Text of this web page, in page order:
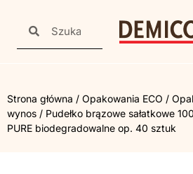
Strona główna / Opakowania ECO /
wynos / Pudełko brązowe sałatkowe
PURE biodegradowalne op. 40 sztuk